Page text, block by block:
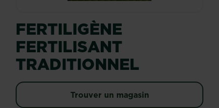
FERTILIGÈNE
FERTILISANT
TRADITIONNEL
Trouver un magasin